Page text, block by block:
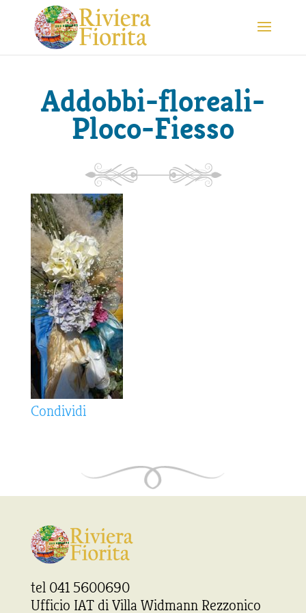
Addobbi-floreali-
Ploco-Fiesso
Condividi
tel 041 5600690
Ufficio IAT di Villa Widmann Rezzonico